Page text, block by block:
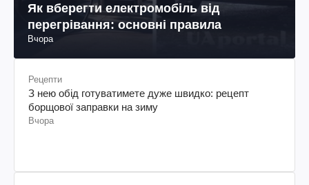
Як вберегти електромобіль від
перегрівання: основні правила
Вчора
Рецепти
З нею обід готуватимете дуже швидко: рецепт
борщової заправки на зиму
Вчора